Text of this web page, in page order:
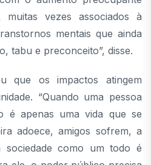
vezes associados à
mentais que ainda
tabu e preconceito”, disse.
que os impactos atingem
“Quando uma pessoa
é apenas uma vida que se
adoece, amigos sofrem, a
sociedade como um todo é